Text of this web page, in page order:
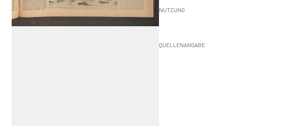
NUTZUNG
QUELLENANGABE